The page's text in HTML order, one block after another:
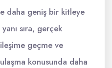
daha geniş bir kitleye
sıra, gerçek
geçme ve
konusunda daha